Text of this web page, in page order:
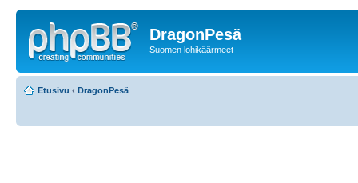
DragonPesä
Suomen lohikäärmeet
Etusivu ‹ DragonPesä